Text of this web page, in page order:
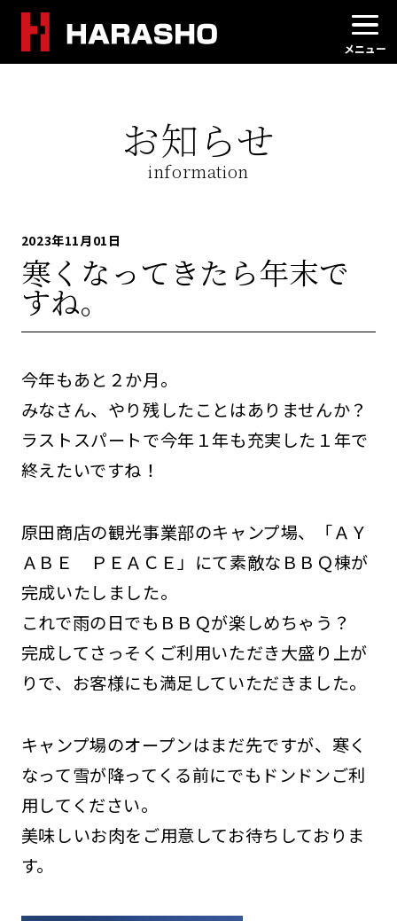
お知らせ
information
2023年11月01日
寒くなってきたら年末で
すね。
今年もあと２か月。
みなさん、やり残したことはありませんか？
ラストスパートで今年１年も充実した１年で
終えたいですね！
原田商店の観光事業部のキャンプ場、「ＡＹ
ＡＢＥ ＰＥＡＣＥ」にて素敵なＢＢＱ棟が
完成いたしました。
これで雨の日でもＢＢＱが楽しめちゃう？
完成してさっそくご利用いただき大盛り上が
りで、お客様にも満足していただきました。
キャンプ場のオープンはまだ先ですが、寒く
なって雪が降ってくる前にでもドンドンご利
用してください。
美味しいお肉をご用意してお待ちしておりま
す。